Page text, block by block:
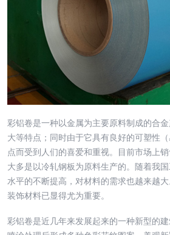
彩铝卷是一种以金属为主要原料制成的合
大等特点；同时由于它具有良好的可塑性
点而受到人们的喜爱和重视。目前市场上
大多是以冷轧钢板为原料生产的。随着我
水平的不断提高，对材料的需求也越来越
装饰材料已显得尤为重要。
彩铝卷是近几年来发展起来的一种新型的